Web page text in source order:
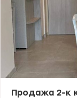
Продажа 2-к